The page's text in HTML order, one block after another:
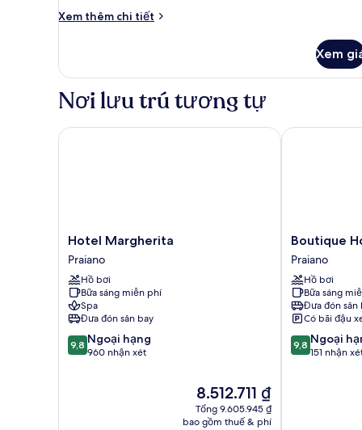
Xem thêm chi tiết
Chi
Phòng
quang
biển
Xem
Nơi lưu trú tương tự
Hotel
Margherita
Praiano
Hotel Margherita
Praiano
Hồ bơi
Bữa sáng miễn phí
Spa
Đưa đón sân bay
9.8
trên
9,8 Ngoại hạng
960 nhận xét
Giá
hiện
tại
8.512.711 ₫
Tổng 9.605.945 ₫
bao gồm thuế & phí
Hotel Margherita
Boutique
Hotel
Villa
Gianlica
Praiano
Boutique
Praiano
Hồ bơi
Bữa sáng
Đưa đón sân
Có bãi đậu
9.8
trên
9,8 Ngoại
151 nhận
Boutique